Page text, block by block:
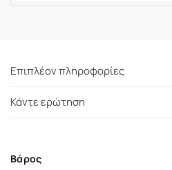
Επιπλέον πληροφορίες
Κάντε ερώτηση
Βάρος